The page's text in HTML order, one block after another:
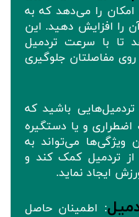
را می‌دهد که به
را افزایش دهید. این
تا با سرعت تردمیل
روی مفاصلتان جلوگیری
تردمیل‌هایی باشید که
اضطراری و یا دستگیره
ویژگی‌ها می‌تواند به
تردمیل کمک کند و
ایجاد نماید.
: اطمینان حاصل